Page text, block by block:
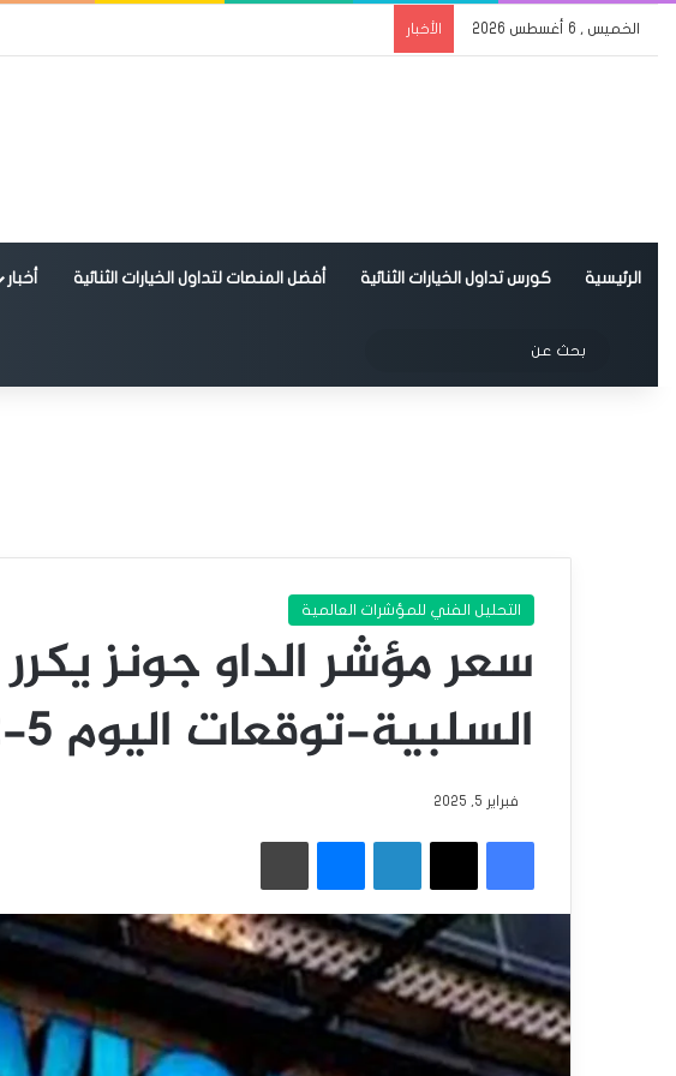
الخميس , 6 أغسطس 2026 الأخبار
الرئيسية كورس تداول الخيارات الثنائية أفضل المنصات لتداول الخيارات الثنائية أخبار
الوضع المظلم
عن
التحليل الفني للمؤشرات العالمية
سعر مؤشر الداو جونز يكرر
السلبية-توقعات اليوم 5-2-2025
فبراير 5, 2025
فيسبوك
‫X لينكدإن ماسنجر طباعة